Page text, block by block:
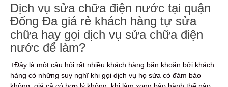
Dịch vụ sửa chữa điện nước tại quận
Đống Đa giá rẻ khách hàng tự sửa
chữa hay gọi dịch vụ sửa chữa điện
nước để làm?
+Đây là một câu hỏi rất nhiều khách hàng băn khoăn bởi khách
hàng có những suy nghĩ khi gọi dịch vụ họ sửa có đảm bảo